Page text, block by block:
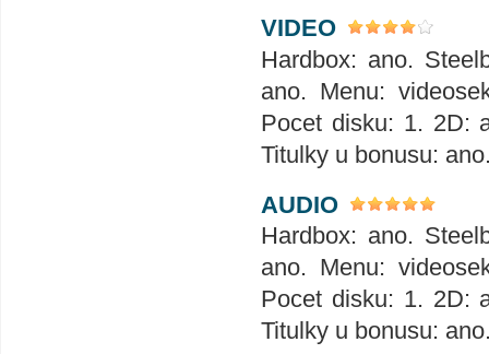
VIDEO
Hardbox: ano.
ano. Menu:
Pocet disku: 1. 2D:
Titulky u bonusu:
AUDIO
Hardbox: ano.
ano. Menu:
Pocet disku: 1. 2D:
Titulky u bonusu: